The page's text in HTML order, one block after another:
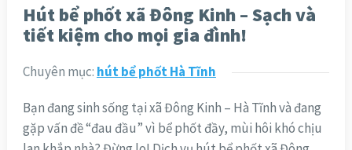
Hút bể phốt xã Đông Kinh – Sạch và
tiết kiệm cho mọi gia đình!
Chuyên mục: hút bể phốt Hà Tĩnh
Bạn đang sinh sống tại xã Đông Kinh – Hà Tĩnh và đang
gặp vấn đề “đau đầu” vì bể phốt đầy, mùi hôi khó chịu